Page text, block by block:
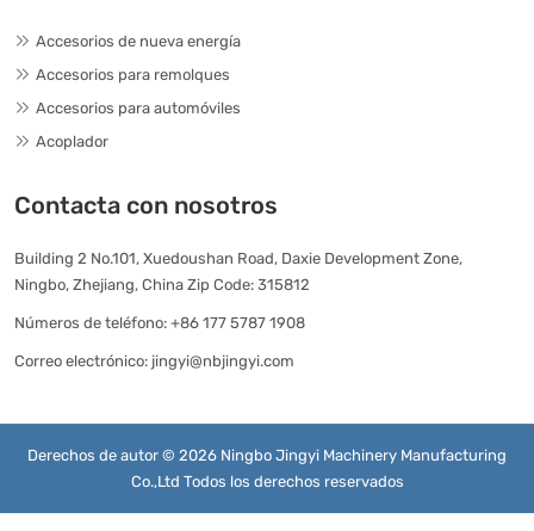
Accesorios de nueva energía
Accesorios para remolques
Accesorios para automóviles
Acoplador
Contacta con nosotros
Building 2 No.101, Xuedoushan Road, Daxie Development Zone,
Ningbo, Zhejiang, China Zip Code: 315812
Números de teléfono: +86 177 5787 1908
Correo electrónico: jingyi@nbjingyi.com
Derechos de autor © 2026 Ningbo Jingyi Machinery Manufacturing
Co.,Ltd Todos los derechos reservados